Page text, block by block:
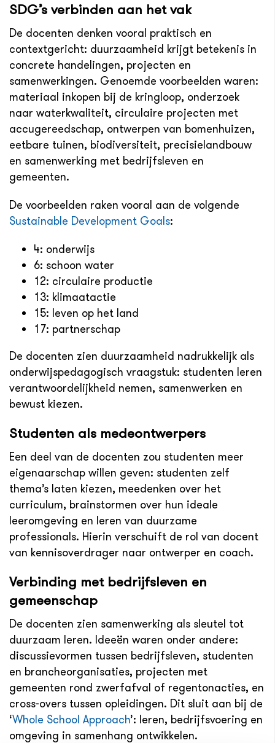
SDG’s verbinden aan het vak
De docenten denken vooral praktisch en
contextgericht: duurzaamheid krijgt betekenis in
concrete handelingen, projecten en
samenwerkingen. Genoemde voorbeelden waren:
materiaal inkopen bij de kringloop, onderzoek
naar waterkwaliteit, circulaire projecten met
accugereedschap, ontwerpen van bomenhuizen,
eetbare tuinen, biodiversiteit, precisielandbouw
en samenwerking met bedrijfsleven en
gemeenten.
De voorbeelden raken vooral aan de volgende
Sustainable Development Goals:
4: onderwijs
6: schoon water
12: circulaire productie
13: klimaatactie
15: leven op het land
17: partnerschap
De docenten zien duurzaamheid nadrukkelijk als
onderwijspedagogisch vraagstuk: studenten leren
verantwoordelijkheid nemen, samenwerken en
bewust kiezen.
Studenten als medeontwerpers
Een deel van de docenten zou studenten meer
eigenaarschap willen geven: studenten zelf
thema’s laten kiezen, meedenken over het
curriculum, brainstormen over hun ideale
leeromgeving en leren van duurzame
professionals. Hierin verschuift de rol van docent
van kennisoverdrager naar ontwerper en coach.
Verbinding met bedrijfsleven en
gemeenschap
De docenten zien samenwerking als sleutel tot
duurzaam leren. Ideeën waren onder andere:
discussievormen tussen bedrijfsleven, studenten
en brancheorganisaties, projecten met
gemeenten rond zwerfafval of regentonacties, en
cross-overs tussen opleidingen. Dit sluit aan bij de
‘Whole School Approach’: leren, bedrijfsvoering en
omgeving in samenhang ontwikkelen.